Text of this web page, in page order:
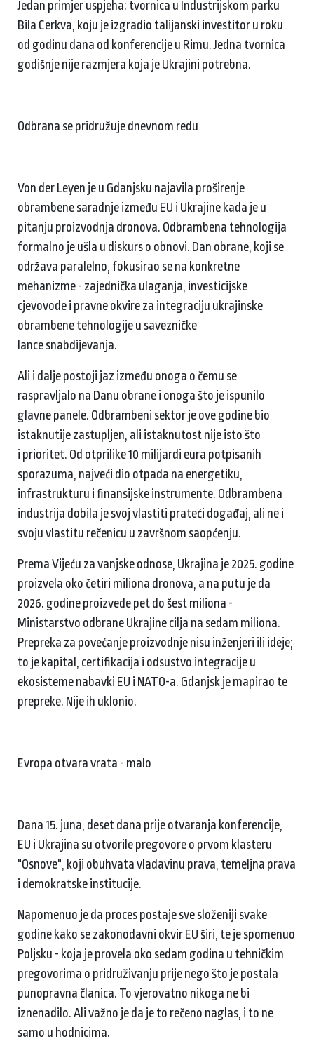
Jedan primjer uspjeha: tvornica u Industrijskom parku
Bila Cerkva, koju je izgradio talijanski investitor u roku
od godinu dana od konferencije u Rimu. Jedna tvornica
godišnje nije razmjera koja je Ukrajini potrebna.
Odbrana se pridružuje dnevnom redu
Von der Leyen je u Gdanjsku najavila proširenje
obrambene saradnje između EU i Ukrajine kada je u
pitanju proizvodnja dronova. Odbrambena tehnologija
formalno je ušla u diskurs o obnovi. Dan obrane, koji se
održava paralelno, fokusirao se na konkretne
mehanizme - zajednička ulaganja, investicijske
cjevovode i pravne okvire za integraciju ukrajinske
obrambene tehnologije u savezničke
lance snabdijevanja.
Ali i dalje postoji jaz između onoga o čemu se
raspravljalo na Danu obrane i onoga što je ispunilo
glavne panele. Odbrambeni sektor je ove godine bio
istaknutije zastupljen, ali istaknutost nije isto što
i prioritet. Od otprilike 10 milijardi eura potpisanih
sporazuma, najveći dio otpada na energetiku,
infrastrukturu i finansijske instrumente. Odbrambena
industrija dobila je svoj vlastiti prateći događaj, ali ne i
svoju vlastitu rečenicu u završnom saopćenju.
Prema Vijeću za vanjske odnose, Ukrajina je 2025. godine
proizvela oko četiri miliona dronova, a na putu je da
2026. godine proizvede pet do šest miliona -
Ministarstvo odbrane Ukrajine cilja na sedam miliona.
Prepreka za povećanje proizvodnje nisu inženjeri ili ideje;
to je kapital, certifikacija i odsustvo integracije u
ekosisteme nabavki EU i NATO-a. Gdanjsk je mapirao te
prepreke. Nije ih uklonio.
Evropa otvara vrata - malo
Dana 15. juna, deset dana prije otvaranja konferencije,
EU i Ukrajina su otvorile pregovore o prvom klasteru
"Osnove", koji obuhvata vladavinu prava, temeljna prava
i demokratske institucije.
Napomenuo je da proces postaje sve složeniji svake
godine kako se zakonodavni okvir EU širi, te je spomenuo
Poljsku - koja je provela oko sedam godina u tehničkim
pregovorima o pridruživanju prije nego što je postala
punopravna članica. To vjerovatno nikoga ne bi
iznenadilo. Ali važno je da je to rečeno naglas, i to ne
samo u hodnicima.